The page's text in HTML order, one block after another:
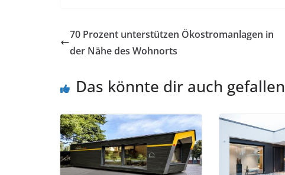
70 Prozent unterstützen Ökostromanlagen in
der Nähe des Wohnorts
Das könnte dir auch gefallen